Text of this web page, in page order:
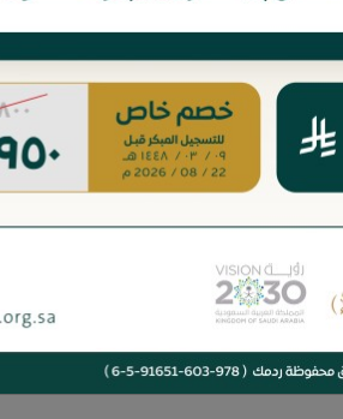
وبين أياديكم
مسائل نظام
والمستثنى إلى
القضائية
عبدالعزيز
القضائية
والإمكانيات